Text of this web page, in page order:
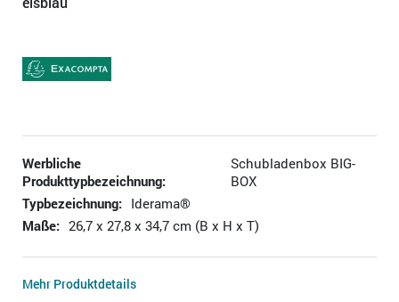
Werbliche
Produkttypbezeichnung:
Schubladenbox BIG-
BOX
Typbezeichnung: Iderama®
Maße: 26,7 x 27,8 x 34,7 cm (B x H x T)
Mehr Produktdetails